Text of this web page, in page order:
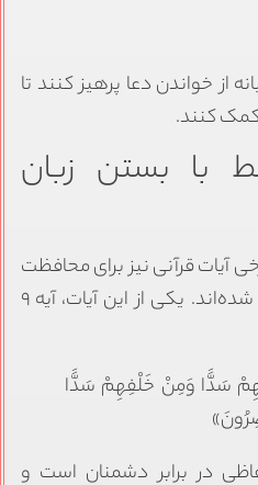
از خواندن دعا پرهیز کنند تا
کمک کنند.
با بستن زبان
آیات قرآنی نیز برای محافظت
در برابر زبان دشمنان توصیه شده‌اند. یکی از این آیات، آیه ۹
سَدًّا وَمِنْ خَلْفِهِمْ سَدًّا
در برابر دشمنان است و